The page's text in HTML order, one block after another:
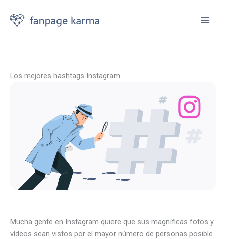
contenido
Los mejores hashtags Instagram
Mucha gente en Instagram quiere que sus magníficas fotos y
vídeos sean vistos por el mayor número de personas posible